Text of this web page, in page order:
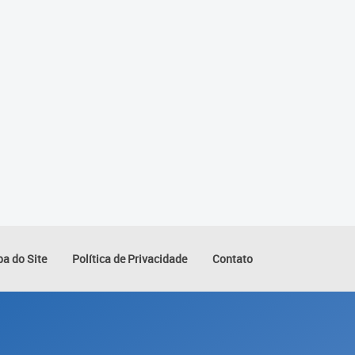
do Site Política de Privacidade Contato